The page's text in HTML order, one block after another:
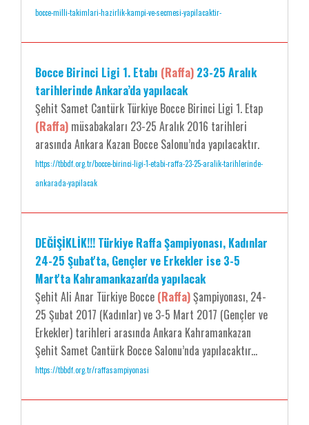
bocce-milli-takimlari-hazirlik-kampi-ve-secmesi-yapilacaktir-
Bocce Birinci Ligi 1. Etabı (Raffa) 23-25 Aralık
tarihlerinde Ankara’da yapılacak
Şehit Samet Cantürk Türkiye Bocce Birinci Ligi 1. Etap
(Raffa) müsabakaları 23-25 Aralık 2016 tarihleri
arasında Ankara Kazan Bocce Salonu’nda yapılacaktır.
https://tbbdf.org.tr/bocce-birinci-ligi-1-etabi-raffa-23-25-aralik-tarihlerinde-
ankarada-yapilacak
DEĞİŞİKLİK!!! Türkiye Raffa Şampiyonası, Kadınlar
24-25 Şubat'ta, Gençler ve Erkekler ise 3-5
Mart'ta Kahramankazan'da yapılacak
Şehit Ali Anar Türkiye Bocce (Raffa)Şampiyonası, 24-
25 Şubat 2017 (Kadınlar) ve 3-5 Mart 2017 (Gençler ve
Erkekler) tarihleri arasında Ankara Kahramankazan
Şehit Samet Cantürk Bocce Salonu’nda yapılacaktır...
https://tbbdf.org.tr/raffasampiyonasi